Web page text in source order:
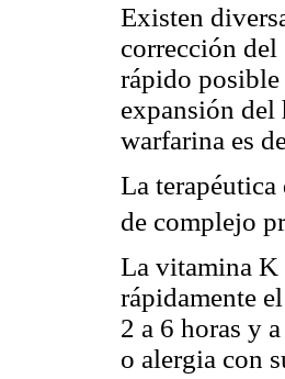
Existen
corrección del
rápido
expansión del
warfarina es
La
de complejo
La vitamina K
rápidamente
2 a 6 horas y
o alergia con